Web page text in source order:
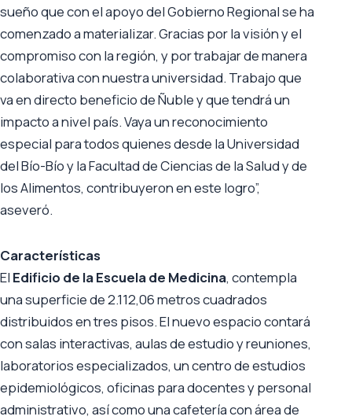
sueño que con el apoyo del Gobierno Regional se ha
comenzado a materializar. Gracias por la visión y el
compromiso con la región, y por trabajar de manera
colaborativa con nuestra universidad. Trabajo que
va en directo beneficio de Ñuble y que tendrá un
impacto a nivel país. Vaya un reconocimiento
especial para todos quienes desde la Universidad
del Bío-Bío y la Facultad de Ciencias de la Salud y de
los Alimentos, contribuyeron en este logro”,
aseveró.
Características
El Edificio de la Escuela de Medicina, contempla
una superficie de 2.112,06 metros cuadrados
distribuidos en tres pisos. El nuevo espacio contará
con salas interactivas, aulas de estudio y reuniones,
laboratorios especializados, un centro de estudios
epidemiológicos, oficinas para docentes y personal
administrativo, así como una cafetería con área de